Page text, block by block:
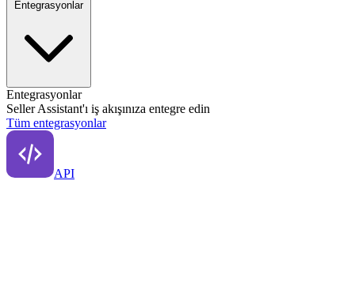
Entegrasyonlar
Entegrasyonlar
Seller Assistant'ı iş akışınıza entegre edin
Tüm entegrasyonlar
API